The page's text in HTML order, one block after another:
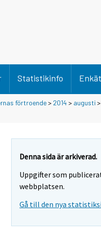
Statistikinfo
förtroende> 2014 > augusti
Denna sida är arkiverad.
Uppgifter som
webbplatsen.
Gå till den nya